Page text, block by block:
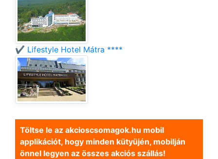
✔️ Lifestyle Hotel Mátra ****
Töltse le az akcioscsomagok.hu mobil
applikációt, hogy minden kütyüjén, mobilján
önnel legyen az összes akciós szállás!